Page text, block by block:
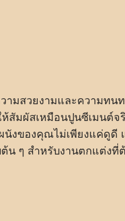
มสวยงามและความทนท
สัมผัสเหมือนปูนซีเมนต์
นังของคุณไม่เพียงแค่ดู
น ๆ สำหรับงานตกแต่ง